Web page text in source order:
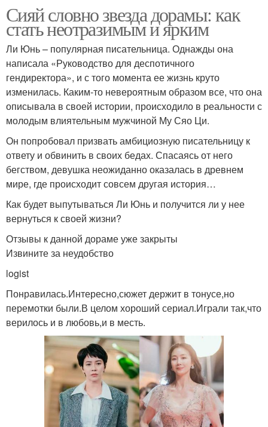
Сияй словно звезда дорамы: как
стать неотразимым и ярким
Ли Юнь – популярная писательница. Однажды она
написала «Руководство для деспотичного
гендиректора», и с того момента ее жизнь круто
изменилась. Каким-то невероятным образом все, что она
описывала в своей истории, происходило в реальности с
молодым влиятельным мужчиной Му Сяо Ци.
Он попробовал призвать амбициозную писательницу к
ответу и обвинить в своих бедах. Спасаясь от него
бегством, девушка неожиданно оказалась в древнем
мире, где происходит совсем другая история…
Как будет выпутываться Ли Юнь и получится ли у нее
вернуться к своей жизни?
Отзывы к данной дораме уже закрыты
Извините за неудобство
logist
Понравилась.Интересно,сюжет держит в тонусе,но
перемотки были.В целом хороший сериал.Играли так,что
верилось и в любовь,и в месть.